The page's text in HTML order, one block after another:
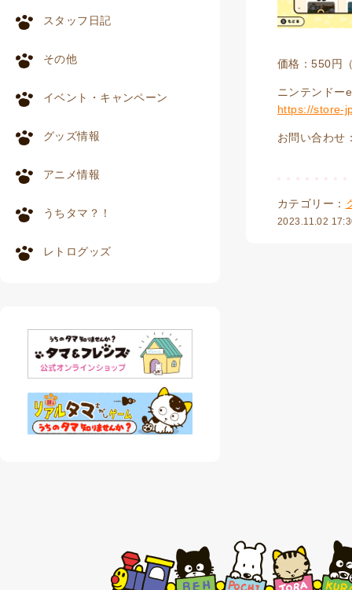
スタッフ日記
その他
イベント・キャンペーン
グッズ情報
アニメ情報
うちタマ？！
レトログッズ
価格：550円
ニンテンドー
https://store-
お問い合わせ
カテゴリー：
2023.11.02